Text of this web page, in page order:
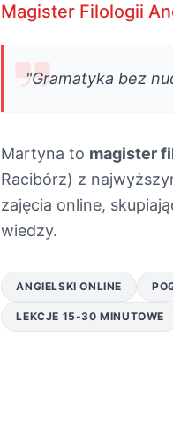
Magister Filologii
"Gramatyka bez
Martyna to magister
Racibórz) z
zajęcia online,
wiedzy.
ANGIELSKI ONLINE
LEKCJE 15-30 MINUTOWE